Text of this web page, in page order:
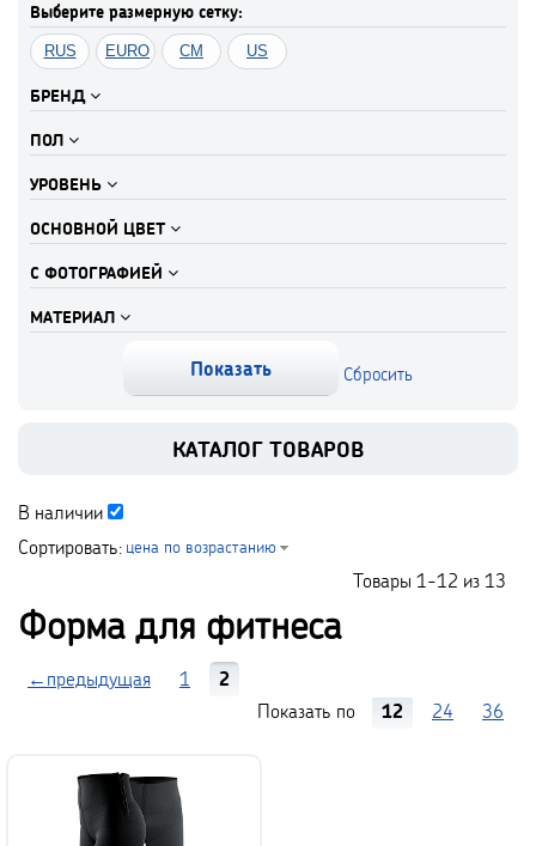
Выберите размерную сетку:
RUS EURO CM US
БРЕНД
ПОЛ
УРОВЕНЬ
ОСНОВНОЙ ЦВЕТ
С ФОТОГРАФИЕЙ
МАТЕРИАЛ
КАТАЛОГ ТОВАРОВ
В наличии
Сортировать: цена по возрастанию
Товары 1-12 из 13
Форма для фитнеса
←предыдущая 1
2
Показать по
12 24 36